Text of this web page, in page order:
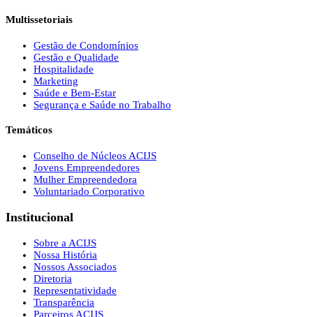
Multissetoriais
Gestão de Condomínios
Gestão e Qualidade
Hospitalidade
Marketing
Saúde e Bem-Estar
Segurança e Saúde no Trabalho
Temáticos
Conselho de Núcleos ACIJS
Jovens Empreendedores
Mulher Empreendedora
Voluntariado Corporativo
Institucional
Sobre a ACIJS
Nossa História
Nossos Associados
Diretoria
Representatividade
Transparência
Parceiros ACIJS